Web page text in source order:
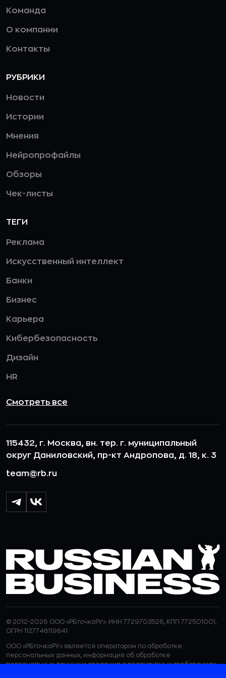
Команда
О компании
Контакты
РУБРИКИ
Новости
Истории
Мнения
Нейропрофайлы
Обзоры
Чек-листы
ТЕГИ
Реклама
Искусственный интеллект
Банки
Бизнес
Карьера
Кибербезопасность
Дизайн
HR
Смотреть все
115432, г. Москва, вн. тер. г. муниципальный
округ Даниловский, пр-кт Андропова, д. 18, к. 3
team@rb.ru
© 2012-2026 ООО «РБточкаРУ». ИНН 7729703526, КПП 772501001,
ОГРН 1127746119841
ООО «РБточкаРУ» является оператором по обработке
персональных данных, информация об обработке
персональных данных и сведения о реализуемых требованиях